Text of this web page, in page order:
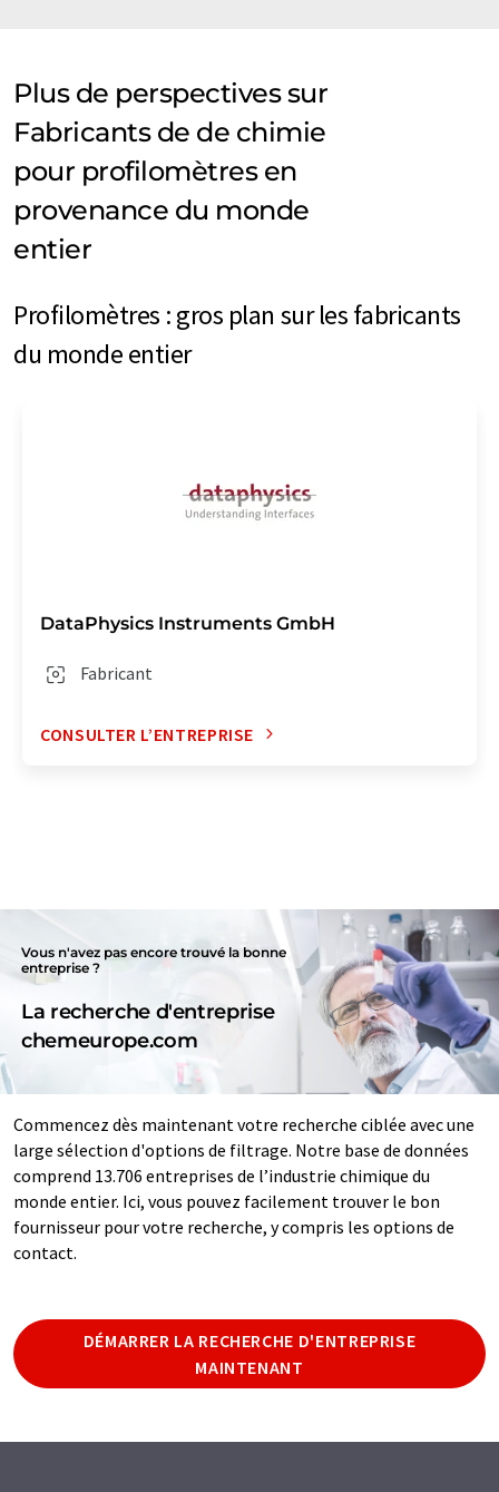
Plus de perspectives sur
Fabricants de de chimie
pour profilomètres en
provenance du monde
entier
Profilomètres : gros plan sur les fabricants
du monde entier
DataPhysics Instruments GmbH
Fabricant
CONSULTER L’ENTREPRISE
Vous n'avez pas encore trouvé la bonne
entreprise ?
La recherche d'entreprise
chemeurope.com
Commencez dès maintenant votre recherche ciblée avec une
large sélection d'options de filtrage. Notre base de données
comprend 13.706 entreprises de l’industrie chimique du
monde entier. Ici, vous pouvez facilement trouver le bon
fournisseur pour votre recherche, y compris les options de
contact.
DÉMARRER LA RECHERCHE D'ENTREPRISE
MAINTENANT